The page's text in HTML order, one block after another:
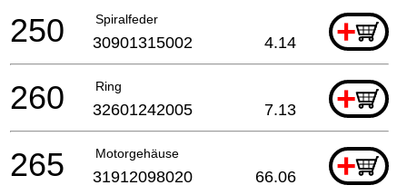
Spiralfeder +
250 30901315002 4.14
Ring +
260 32601242005 7.13
Motorgehäuse +
265 31912098020 66.06